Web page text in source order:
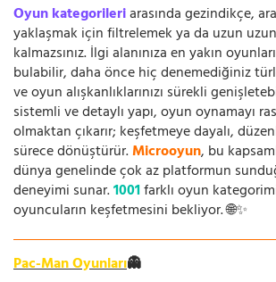
Oyun kategorileriarasında gezindikçe,
yaklaşmak için filtrelemek ya da uzun
kalmazsınız. İlgi alanınıza en yakın
bulabilir, daha önce hiç denemediğiniz
ve oyun alışkanlıklarınızı sürekli
sistemli ve detaylı yapı, oyun oynamayı
olmaktan çıkarır; keşfetmeye dayalı,
sürece dönüştürür.Microoyun, bu
dünya genelinde çok az platformun
deneyimi sunar.1001farklı oyun
oyuncuların keşfetmesini bekliyor. 🌐✨
Pac-Man Oyunları👻